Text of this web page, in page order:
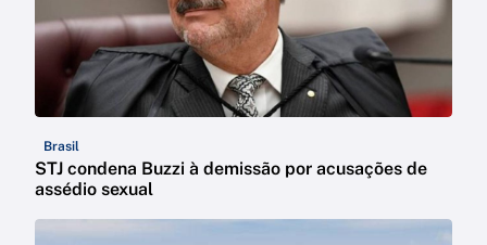
Brasil
STJ condena Buzzi à demissão por acusações de
assédio sexual